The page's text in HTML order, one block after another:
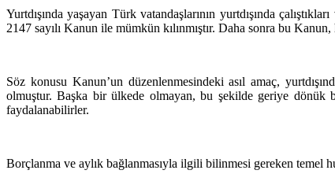
Yurtdışında yaşayan Türk vatandaşlarının yurtdışında
2147 sayılı Kanun ile mümkün kılınmıştır. Daha sonra bu
Söz konusu Kanun’un düzenlenmesindeki asıl amaç,
olmuştur. Başka bir ülkede olmayan, bu şekilde geriye dönük
faydalanabilirler.
Borçlanma ve aylık bağlanmasıyla ilgili bilinmesi gereken temel